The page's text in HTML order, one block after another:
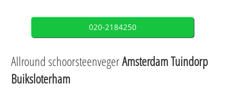
020-2184250
Allround schoorsteenvegerAmsterdam Tuindorp
Buiksloterham